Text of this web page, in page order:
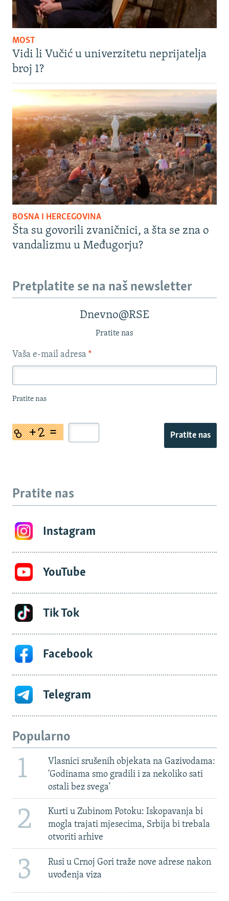
MOST
Vidi li Vučić u univerzitetu neprijatelja
broj 1?
BOSNA I HERCEGOVINA
Šta su govorili zvaničnici, a šta se zna o
vandalizmu u Međugorju?
Pretplatite se na naš newsletter
Dnevno@RSE
Pratite nas
Vaša e-mail adresa *
Pratite nas
Pratite nas
Pratite nas
Instagram
YouTube
Tik Tok
Facebook
Telegram
Popularno
1
Vlasnici srušenih objekata na Gazivodama:
'Godinama smo gradili i za nekoliko sati
ostali bez svega'
2
Kurti u Zubinom Potoku: Iskopavanja bi
mogla trajati mjesecima, Srbija bi trebala
otvoriti arhive
3
Rusi u Crnoj Gori traže nove adrese nakon
uvođenja viza